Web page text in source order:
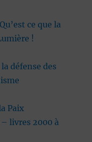
ce que la
!
défense des
Paix
livres 2000 à